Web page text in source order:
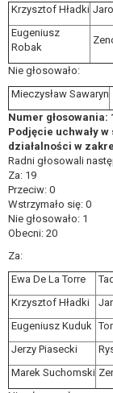
Krzysztof Hładki
Eugeniusz
Robak
Nie głosowało:
Mieczysław Sawaryn
Numer głosowania:
Podjęcie uchwały
działalności w
Radni głosowali
Za: 19
Przeciw: 0
Wstrzymało się: 0
Nie głosowało: 1
Obecni: 20
Za:
Ewa De La Torre
Krzysztof Hładki
Eugeniusz Kuduk
Jerzy Piasecki
Marek Suchomski